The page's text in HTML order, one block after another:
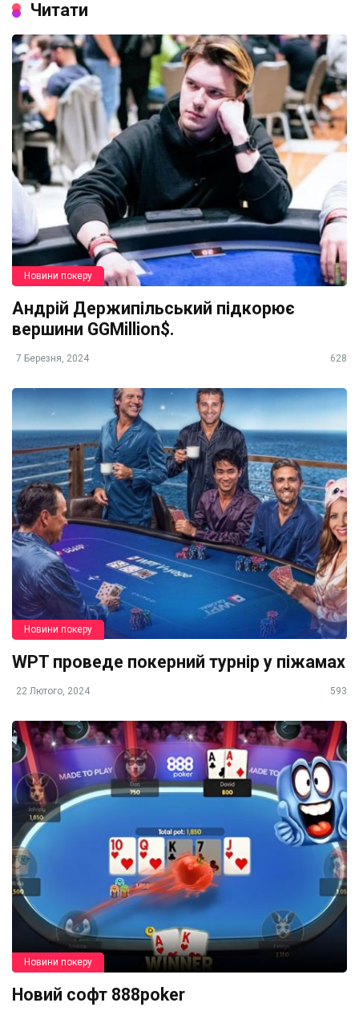
Читати
Новини покеру
Андрій Держипільський підкорює
вершини GGMillion$.
7 Березня, 2024 628
Новини покеру
WPT проведе покерний турнір у піжамах
22 Лютого, 2024 593
Новини покеру
Новий софт 888poker